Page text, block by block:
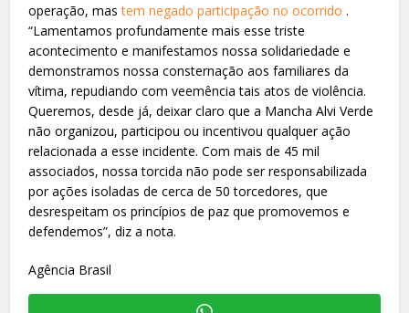
operação, mas tem negado participação no ocorrido .
“Lamentamos profundamente mais esse triste
acontecimento e manifestamos nossa solidariedade e
demonstramos nossa consternação aos familiares da
vítima, repudiando com veemência tais atos de violência.
Queremos, desde já, deixar claro que a Mancha Alvi Verde
não organizou, participou ou incentivou qualquer ação
relacionada a esse incidente. Com mais de 45 mil
associados, nossa torcida não pode ser responsabilizada
por ações isoladas de cerca de 50 torcedores, que
desrespeitam os princípios de paz que promovemos e
defendemos”, diz a nota.
Agência Brasil